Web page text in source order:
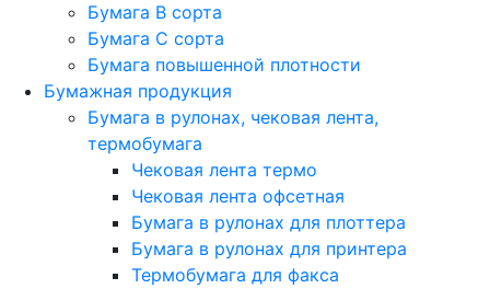
Бумага B сорта
Бумага C сорта
Бумага повышенной плотности
Бумажная продукция
Бумага в рулонах, чековая лента,
термобумага
Чековая лента термо
Чековая лента офсетная
Бумага в рулонах для плоттера
Бумага в рулонах для принтера
Термобумага для факса